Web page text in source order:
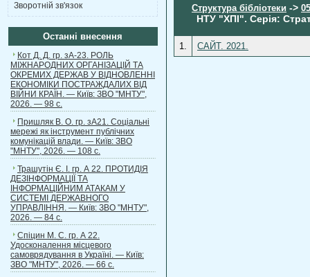
Зворотній зв'язок
Останні внесення
Кот Д. Д. гр. зА-23. РОЛЬ
МІЖНАРОДНИХ ОРГАНІЗАЦІЙ ТА
ОКРЕМИХ ДЕРЖАВ У ВІДНОВЛЕННІ
ЕКОНОМІКИ ПОСТРАЖДАЛИХ ВІД
ВІЙНИ КРАЇН. — Київ: ЗВО "МНТУ",
2026. — 98 с.
Пришляк В. О. гр. зА21. Соціальні
мережі як інструмент публічних
комунікацій влади. — Київ: ЗВО
"МНТУ", 2026. — 108 с.
Трашутін Є. І. гр. А 22. ПРОТИДІЯ
ДЕЗІНФОРМАЦІЇ ТА
ІНФОРМАЦІЙНИМ АТАКАМ У
СИСТЕМІ ДЕРЖАВНОГО
УПРАВЛІННЯ. — Київ: ЗВО "МНТУ",
2026. — 84 с.
Спіцин М. С. гр. А 22.
Удосконалення місцевого
самоврядування в Україні. — Київ:
ЗВО "МНТУ", 2026. — 66 с.
Структура бібліотеки ->
НТУ "ХПІ". Серія:
1. САЙТ. 2021.